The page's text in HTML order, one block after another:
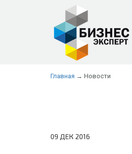
Главная → Новости
09 ДЕК 2016